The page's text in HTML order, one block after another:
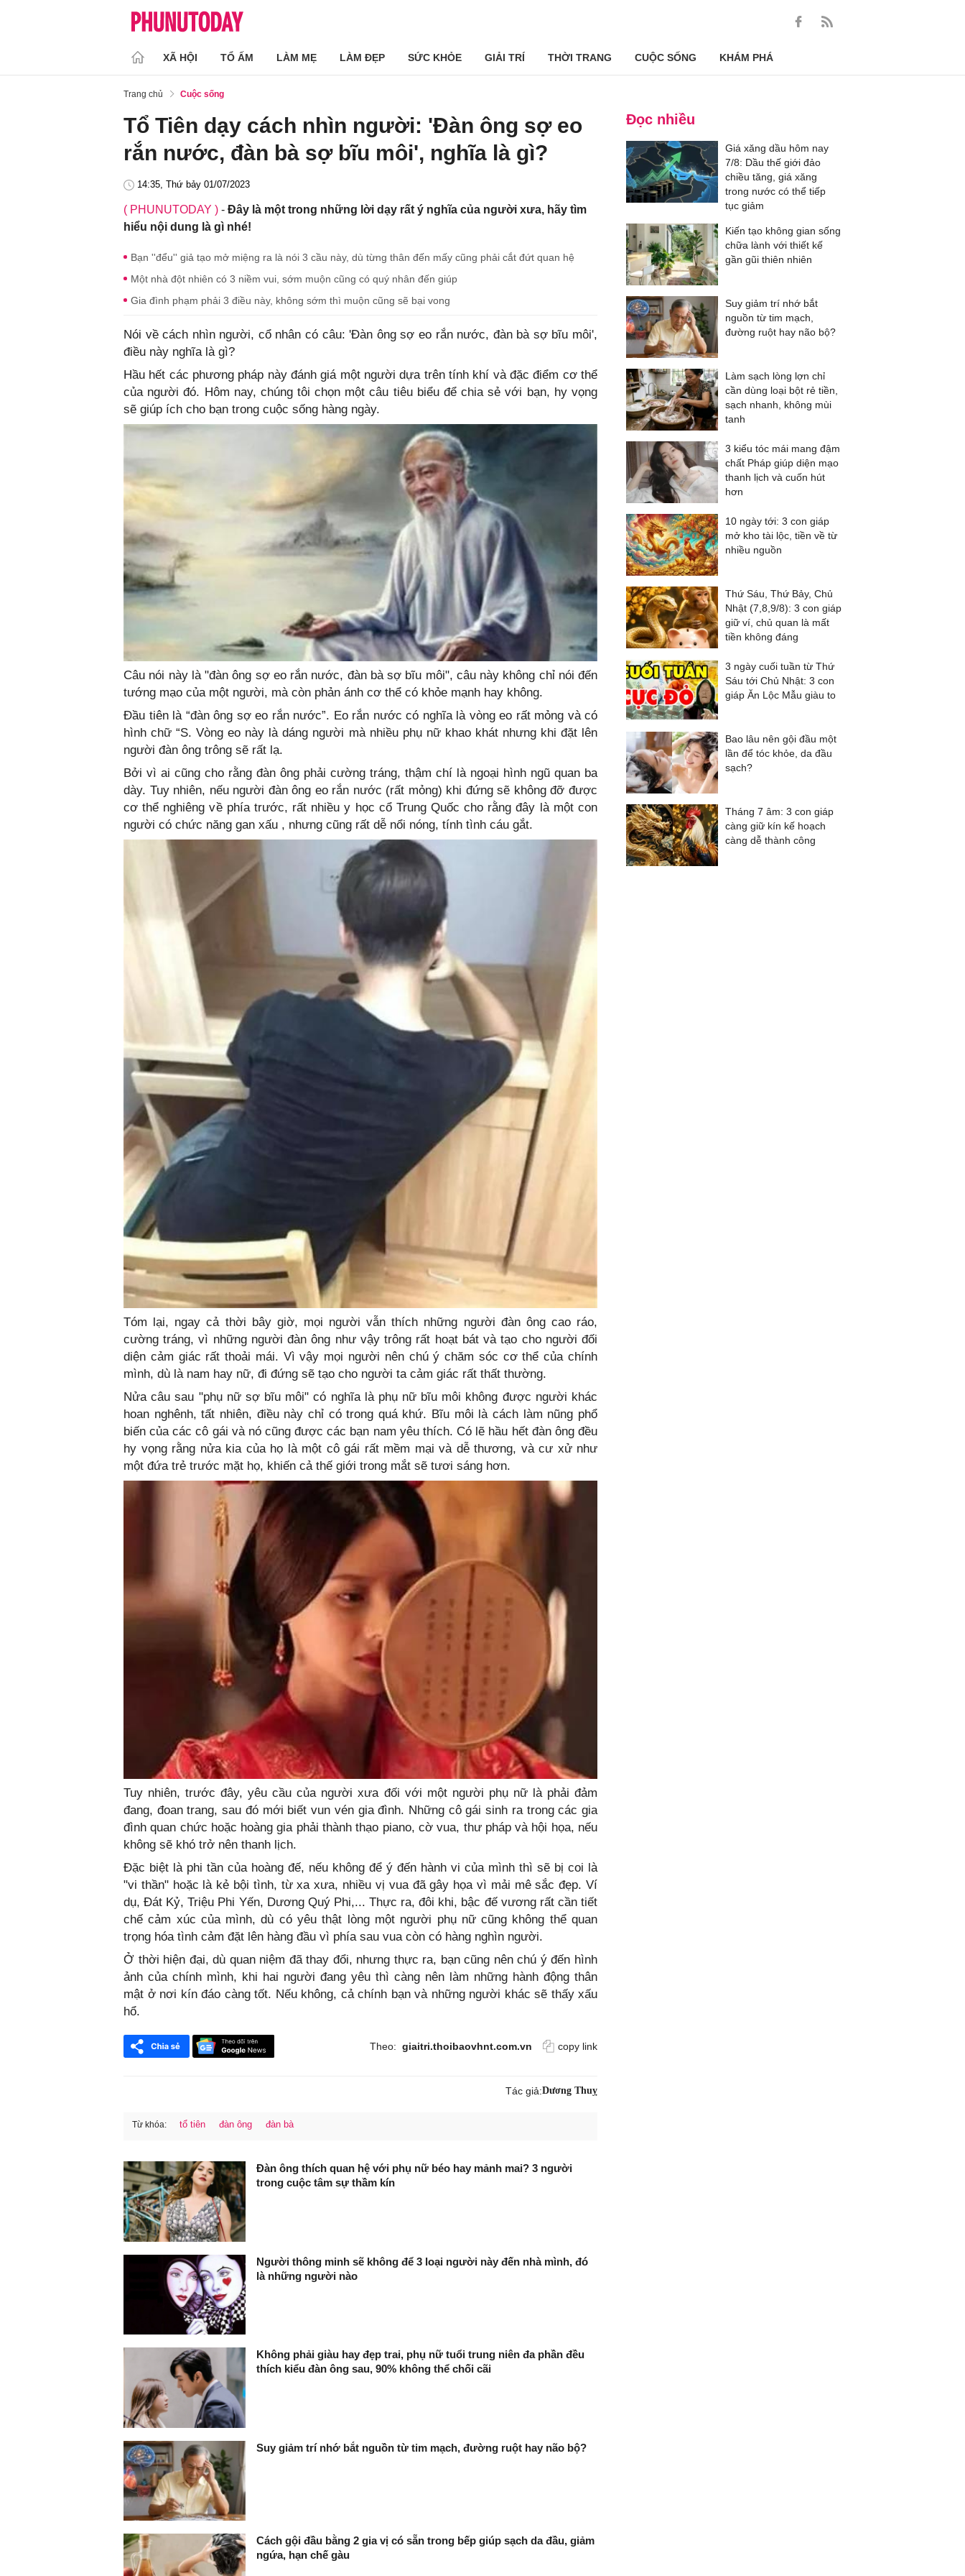
XÃ HỘI TỔ ẤM LÀM MẸ LÀM ĐẸP SỨC KHỎE GIẢI TRÍ THỜI TRANG CUỘC SỐNG KHÁM PHÁ
Trang chủ Cuộc sống
Tổ Tiên dạy cách nhìn người: 'Đàn ông sợ eo
rắn nước, đàn bà sợ bĩu môi', nghĩa là gì?
14:35, Thứ bảy 01/07/2023
( PHUNUTODAY ) - Đây là một trong những lời dạy rất ý nghĩa của người xưa, hãy tìm
hiểu nội dung là gì nhé!
Bạn ''đểu'' giả tạo mở miệng ra là nói 3 cầu này, dù từng thân đến mấy cũng phải cắt đứt quan hệ
Một nhà đột nhiên có 3 niềm vui, sớm muộn cũng có quý nhân đến giúp
Gia đình phạm phải 3 điều này, không sớm thì muộn cũng sẽ bại vong
Nói về cách nhìn người, cổ nhân có câu: 'Đàn ông sợ eo rắn nước, đàn bà sợ bĩu môi',
điều này nghĩa là gì?
Hầu hết các phương pháp này đánh giá một người dựa trên tính khí và đặc điểm cơ thể
của người đó. Hôm nay, chúng tôi chọn một câu tiêu biểu để chia sẻ với bạn, hy vọng
sẽ giúp ích cho bạn trong cuộc sống hàng ngày.
Câu nói này là "đàn ông sợ eo rắn nước, đàn bà sợ bĩu môi", câu này không chỉ nói đến
tướng mạo của một người, mà còn phản ánh cơ thể có khỏe mạnh hay không.
Đầu tiên là “đàn ông sợ eo rắn nước”. Eo rắn nước có nghĩa là vòng eo rất mỏng và có
hình chữ “S. Vòng eo này là dáng người mà nhiều phụ nữ khao khát nhưng khi đặt lên
người đàn ông trông sẽ rất lạ.
Bởi vì ai cũng cho rằng đàn ông phải cường tráng, thậm chí là ngoại hình ngũ quan ba
dày. Tuy nhiên, nếu người đàn ông eo rắn nước (rất mỏng) khi đứng sẽ không đỡ được
cơ thể nghiêng về phía trước, rất nhiều y học cổ Trung Quốc cho rằng đây là một con
người có chức năng gan xấu , nhưng cũng rất dễ nổi nóng, tính tình cáu gắt.
Tóm lại, ngay cả thời bây giờ, mọi người vẫn thích những người đàn ông cao ráo,
cường tráng, vì những người đàn ông như vậy trông rất hoạt bát và tạo cho người đối
diện cảm giác rất thoải mái. Vì vậy mọi người nên chú ý chăm sóc cơ thể của chính
mình, dù là nam hay nữ, đi đứng sẽ tạo cho người ta cảm giác rất thất thường.
Nửa câu sau "phụ nữ sợ bĩu môi" có nghĩa là phụ nữ bĩu môi không được người khác
hoan nghênh, tất nhiên, điều này chỉ có trong quá khứ. Bĩu môi là cách làm nũng phổ
biến của các cô gái và nó cũng được các bạn nam yêu thích. Có lẽ hầu hết đàn ông đều
hy vọng rằng nửa kia của họ là một cô gái rất mềm mại và dễ thương, và cư xử như
một đứa trẻ trước mặt họ, khiến cả thế giới trong mắt sẽ tươi sáng hơn.
Tuy nhiên, trước đây, yêu cầu của người xưa đối với một người phụ nữ là phải đảm
đang, đoan trang, sau đó mới biết vun vén gia đình. Những cô gái sinh ra trong các gia
đình quan chức hoặc hoàng gia phải thành thạo piano, cờ vua, thư pháp và hội họa, nếu
không sẽ khó trở nên thanh lịch.
Đặc biệt là phi tần của hoàng đế, nếu không để ý đến hành vi của mình thì sẽ bị coi là
"vi thần" hoặc là kẻ bội tình, từ xa xưa, nhiều vị vua đã gây họa vì mải mê sắc đẹp. Ví
dụ, Đát Kỷ, Triệu Phi Yến, Dương Quý Phi,... Thực ra, đôi khi, bậc đế vương rất cần tiết
chế cảm xúc của mình, dù có yêu thật lòng một người phụ nữ cũng không thể quan
trọng hóa tình cảm đặt lên hàng đầu vì phía sau vua còn có hàng nghìn người.
Ở thời hiện đại, dù quan niệm đã thay đổi, nhưng thực ra, bạn cũng nên chú ý đến hình
ảnh của chính mình, khi hai người đang yêu thì càng nên làm những hành động thân
mật ở nơi kín đáo càng tốt. Nếu không, cả chính bạn và những người khác sẽ thấy xấu
hổ.
Theo: giaitri.thoibaovhnt.com.vn copy link
Tác giả:Dương Thuỵ
Từ khóa: tổ tiên đàn ông đàn bà
Đàn ông thích quan hệ với phụ nữ béo hay mảnh mai? 3 người
trong cuộc tâm sự thầm kín
Người thông minh sẽ không để 3 loại người này đến nhà mình, đó
là những người nào
Không phải giàu hay đẹp trai, phụ nữ tuổi trung niên đa phần đều
thích kiểu đàn ông sau, 90% không thể chối cãi
Suy giảm trí nhớ bắt nguồn từ tim mạch, đường ruột hay não bộ?
Cách gội đầu bằng 2 gia vị có sẵn trong bếp giúp sạch da đầu, giảm
ngứa, hạn chế gàu
Đọc nhiều
Giá xăng dầu hôm nay
7/8: Dầu thế giới đảo
chiều tăng, giá xăng
trong nước có thể tiếp
tục giảm
Kiến tạo không gian sống
chữa lành với thiết kế
gần gũi thiên nhiên
Suy giảm trí nhớ bắt
nguồn từ tim mạch,
đường ruột hay não bộ?
Làm sạch lòng lợn chỉ
cần dùng loại bột rẻ tiền,
sạch nhanh, không mùi
tanh
3 kiểu tóc mái mang đậm
chất Pháp giúp diện mạo
thanh lịch và cuốn hút
hơn
10 ngày tới: 3 con giáp
mở kho tài lộc, tiền về từ
nhiều nguồn
Thứ Sáu, Thứ Bảy, Chủ
Nhật (7,8,9/8): 3 con giáp
giữ ví, chủ quan là mất
tiền không đáng
3 ngày cuối tuần từ Thứ
Sáu tới Chủ Nhật: 3 con
giáp Ăn Lộc Mẫu giàu to
Bao lâu nên gội đầu một
lần để tóc khỏe, da đầu
sạch?
Tháng 7 âm: 3 con giáp
càng giữ kín kế hoạch
càng dễ thành công